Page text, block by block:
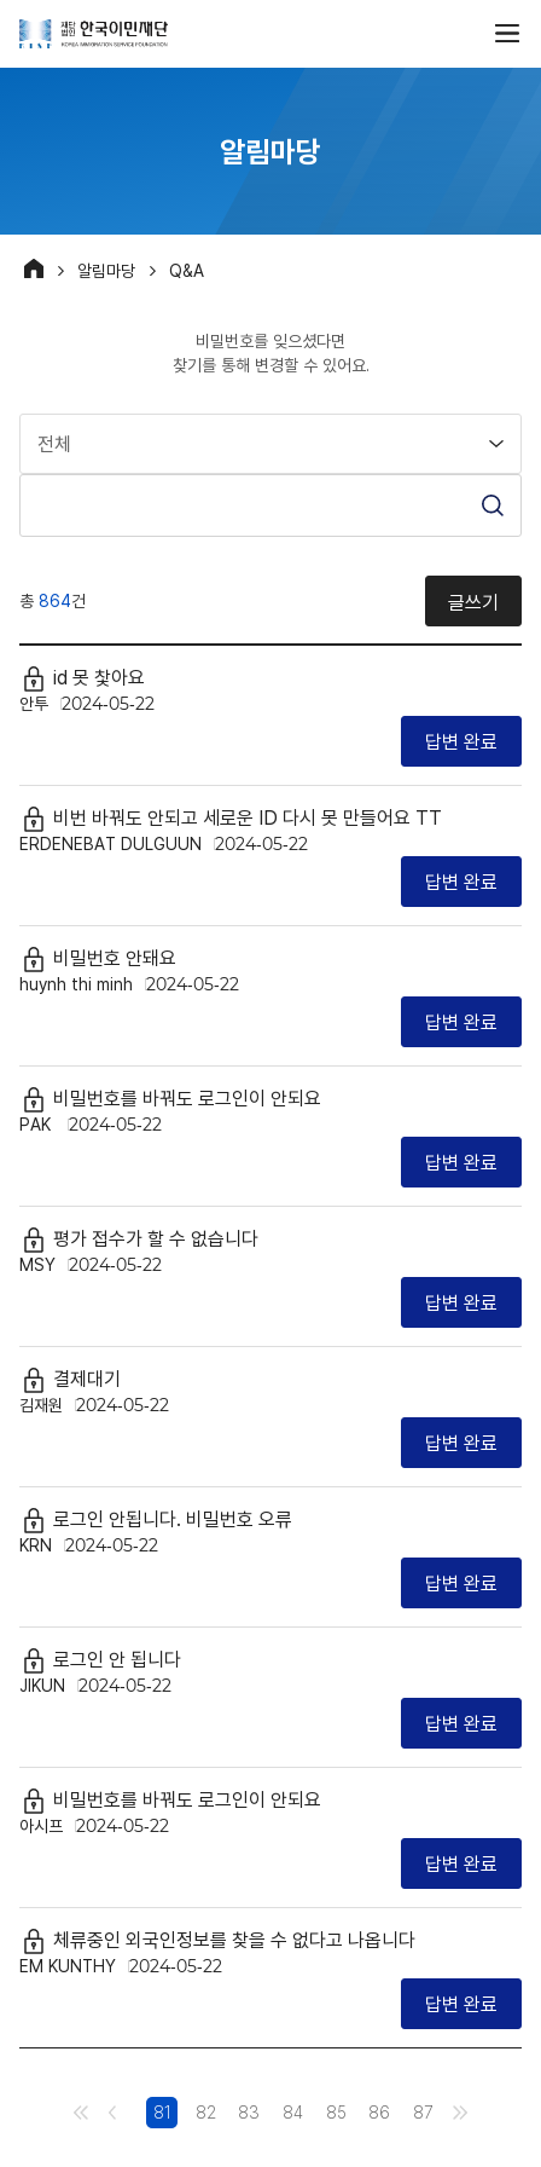
알림마당
알림마당 Q&A
비밀번호를 잊으셨다면
찾기를 통해 변경할 수 있어요.
총 864건 글쓰기
id 못 찿아요
안투 2024-05-22
답변 완료
비번 바꿔도 안되고 세로운 ID 다시 못 만들어요 TT
ERDENEBAT DULGUUN 2024-05-22
답변 완료
비밀번호 안돼요
huynh thi minh 2024-05-22
답변 완료
비밀번호를 바꿔도 로그인이 안되요
PAK 2024-05-22
답변 완료
평가 접수가 할 수 없습니다
MSY 2024-05-22
답변 완료
결제대기
김재원 2024-05-22
답변 완료
로그인 안됩니다. 비밀번호 오류
KRN 2024-05-22
답변 완료
로그인 안 됩니다
JIKUN 2024-05-22
답변 완료
비밀번호를 바꿔도 로그인이 안되요
아시프 2024-05-22
답변 완료
체류중인 외국인정보를 찾을 수 없다고 나옵니다
EM KUNTHY 2024-05-22
답변 완료
81 82 83 84 85 86 87